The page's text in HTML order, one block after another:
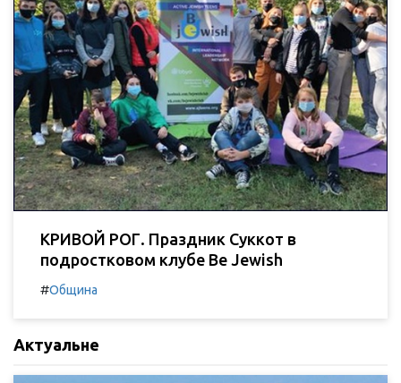
КРИВОЙ РОГ. Праздник Суккот в
подростковом клубе Be Jewish
#Община
Актуальне